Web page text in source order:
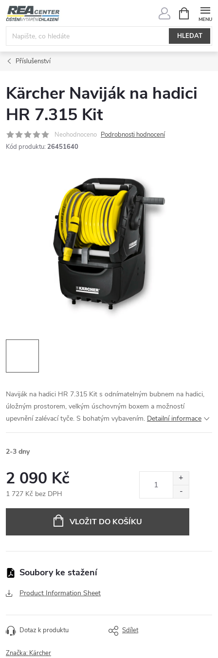
Přejít
na
obsah
HLEDAT
NÁKUPNÍ
KOŠÍK
Příslušenství
Kärcher Naviják na hadici
HR 7.315 Kit
Neohodnoceno Podrobnosti hodnocení
Kód produktu: 26451640
Naviják na hadici HR 7.315 Kit s odnímatelným bubnem na hadici,
úložným prostorem, velkým úschovným boxem a možností
upevnění zalévací tyče. S bohatým vybavením. Detailní informace
2-3 dny
2 090 Kč
1 727 Kč bez DPH
VLOŽIT DO KOŠÍKU
Product Information Sheet
Dotaz k produktu Sdílet
Značka: Kärcher